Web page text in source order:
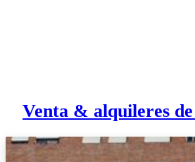
Venta & alquileres